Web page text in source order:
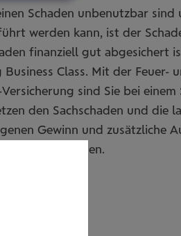
Schaden unbenutzbar sind
werden kann, ist der
finanziell gut abgesichert
Class. Mit der Feuer-
sind Sie bei einem
den Sachschaden und die
Gewinn und zusätzliche
z.B. Überstunden.